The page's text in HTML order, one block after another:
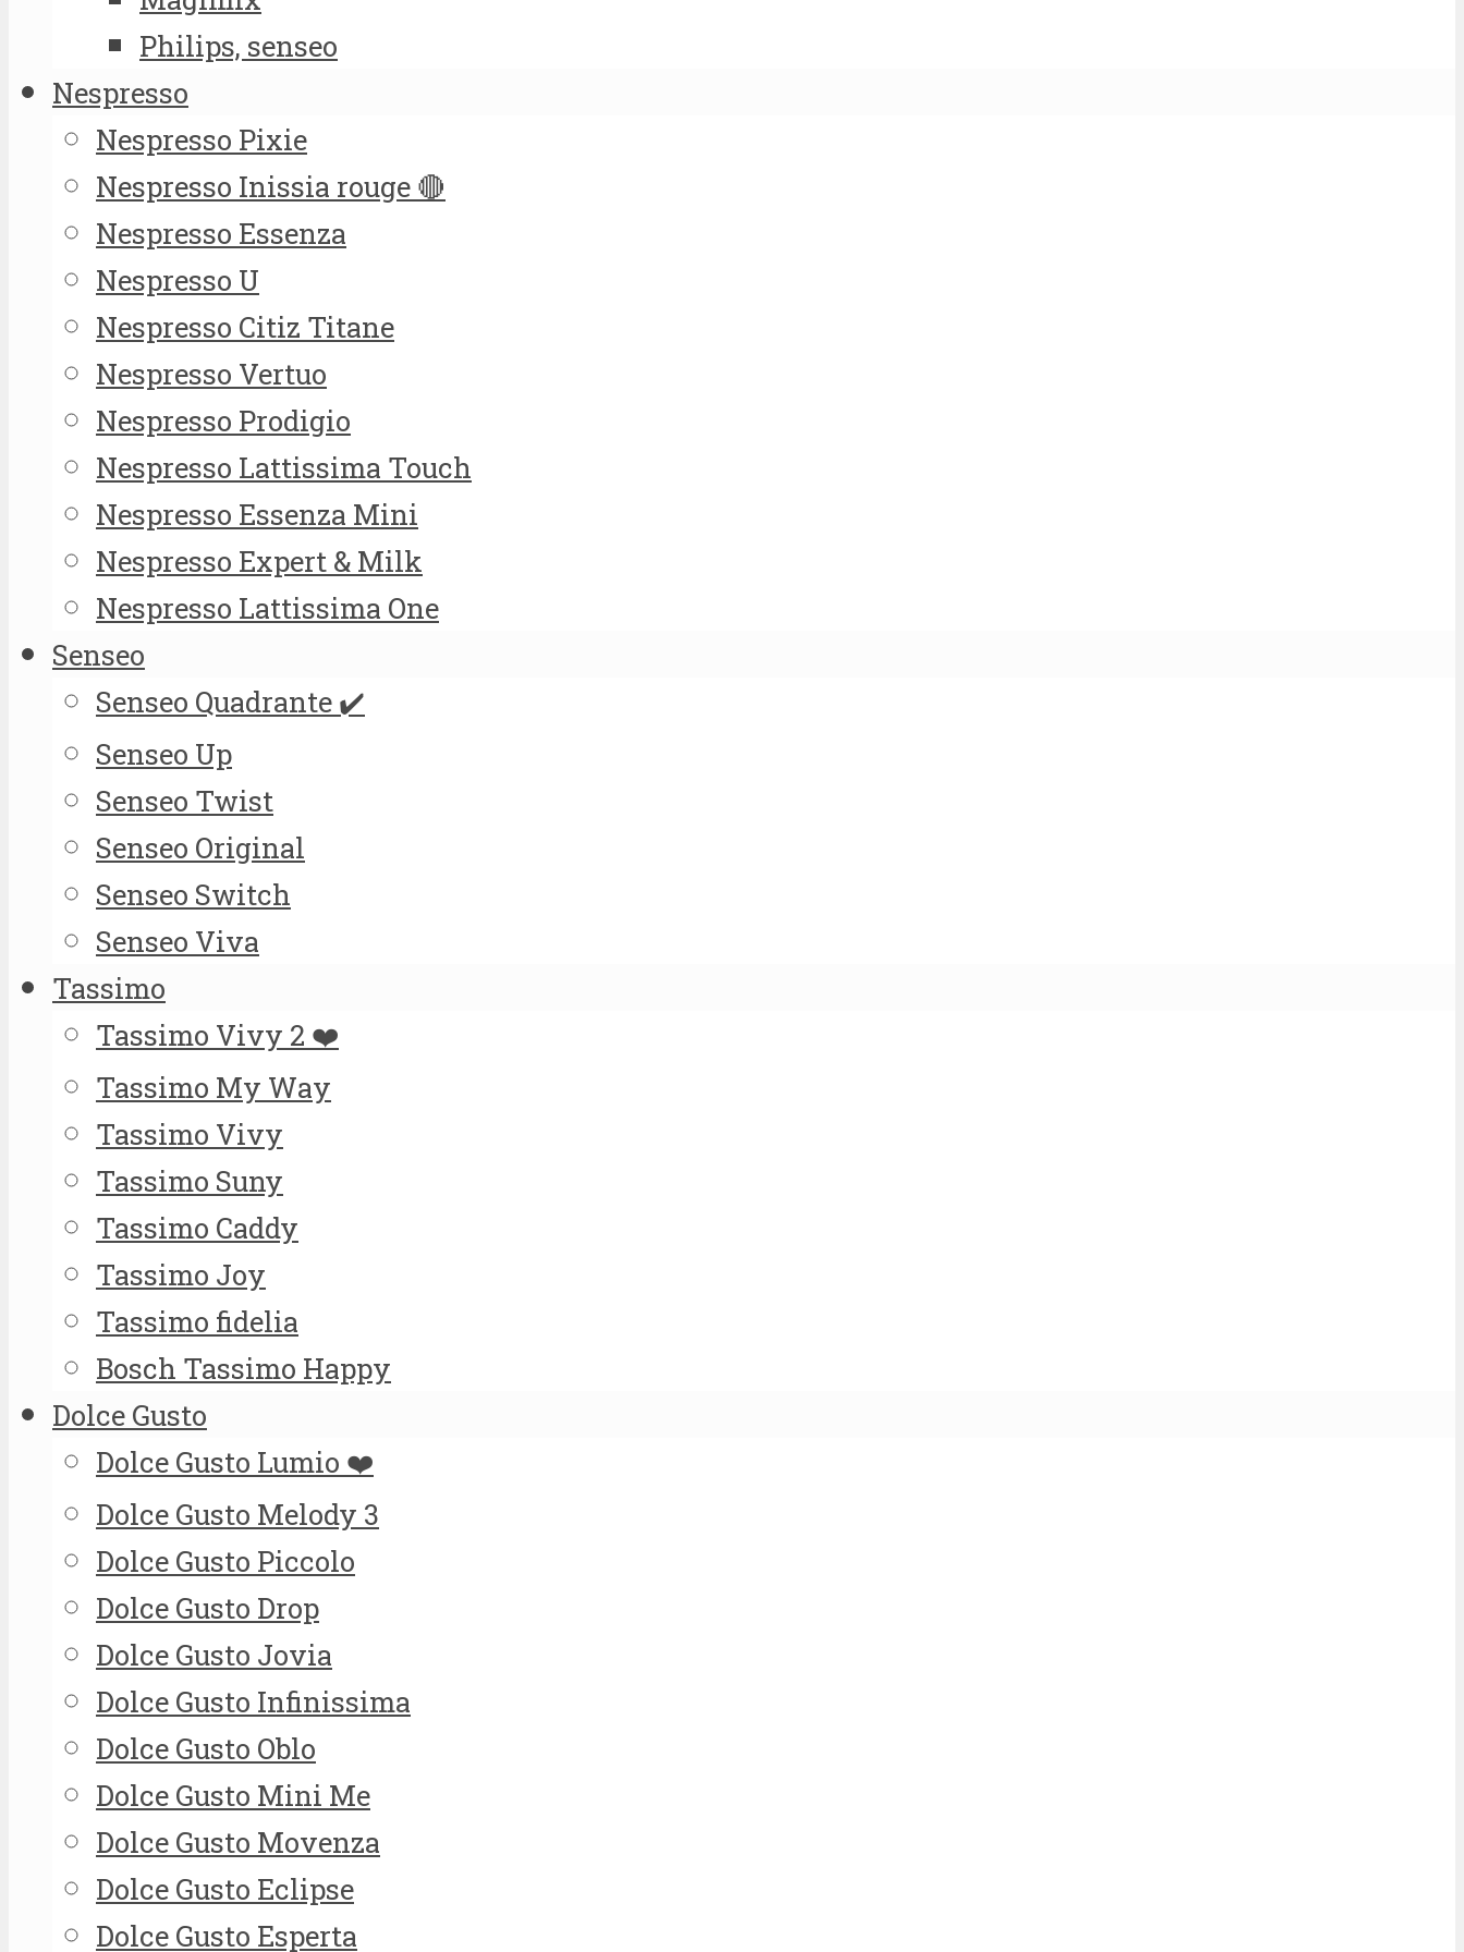
Philips, senseo
Nespresso
Nespresso Pixie
Nespresso Inissia rouge 🔴
Nespresso Essenza
Nespresso U
Nespresso Citiz Titane
Nespresso Vertuo
Nespresso Prodigio
Nespresso Lattissima Touch
Nespresso Essenza Mini
Nespresso Expert & Milk
Nespresso Lattissima One
Senseo
Senseo Quadrante ✔️
Senseo Up
Senseo Twist
Senseo Original
Senseo Switch
Senseo Viva
Tassimo
Tassimo Vivy 2 ❤️
Tassimo My Way
Tassimo Vivy
Tassimo Suny
Tassimo Caddy
Tassimo Joy
Tassimo fidelia
Bosch Tassimo Happy
Dolce Gusto
Dolce Gusto Lumio ❤️
Dolce Gusto Melody 3
Dolce Gusto Piccolo
Dolce Gusto Drop
Dolce Gusto Jovia
Dolce Gusto Infinissima
Dolce Gusto Oblo
Dolce Gusto Mini Me
Dolce Gusto Movenza
Dolce Gusto Eclipse
Dolce Gusto Esperta